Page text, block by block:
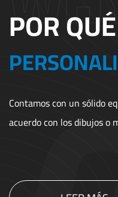
POR
COSTO
Tenemos nuestra
postes. Para que